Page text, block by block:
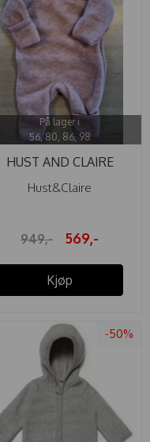
På lager i
56, 80, 86, 98
HUST AND CLAIRE
HELDRESS ...
Hust&Claire
949,- 569,-
Kjøp
-50%